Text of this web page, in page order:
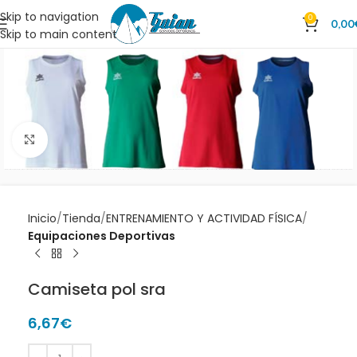
Skip to navigation
Skip to main content
0 0,00
Clic para ampliar
Inicio Tienda ENTRENAMIENTO Y ACTIVIDAD FÍSICA
Equipaciones Deportivas
Camiseta pol sra
6,67€